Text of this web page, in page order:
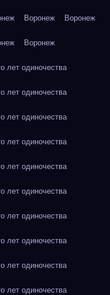
Воронеж Воронеж
Воронеж
лет одиночества
лет одиночества
лет одиночества
лет одиночества
лет одиночества
лет одиночества
лет одиночества
лет одиночества
лет одиночества
лет одиночества